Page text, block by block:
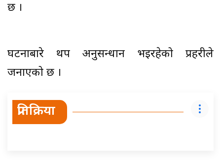
छ ।
घटनाबारे थप अनुसन्धान भइरहेको प्रहरीले
जनाएको छ ।
प्रतिक्रिया